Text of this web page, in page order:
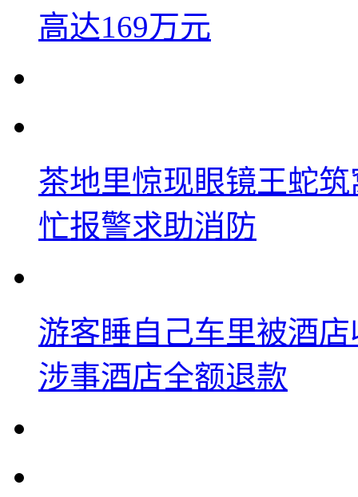
高达169万元
茶地里惊现眼镜王蛇
忙报警求助消防
游客睡自己车里被酒
涉事酒店全额退款